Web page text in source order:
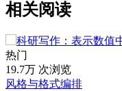
相关阅读
热门
19.7万 次浏览
风格与格式编排